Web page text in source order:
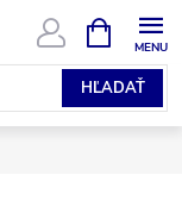
HĽADAŤ
KOŠÍK